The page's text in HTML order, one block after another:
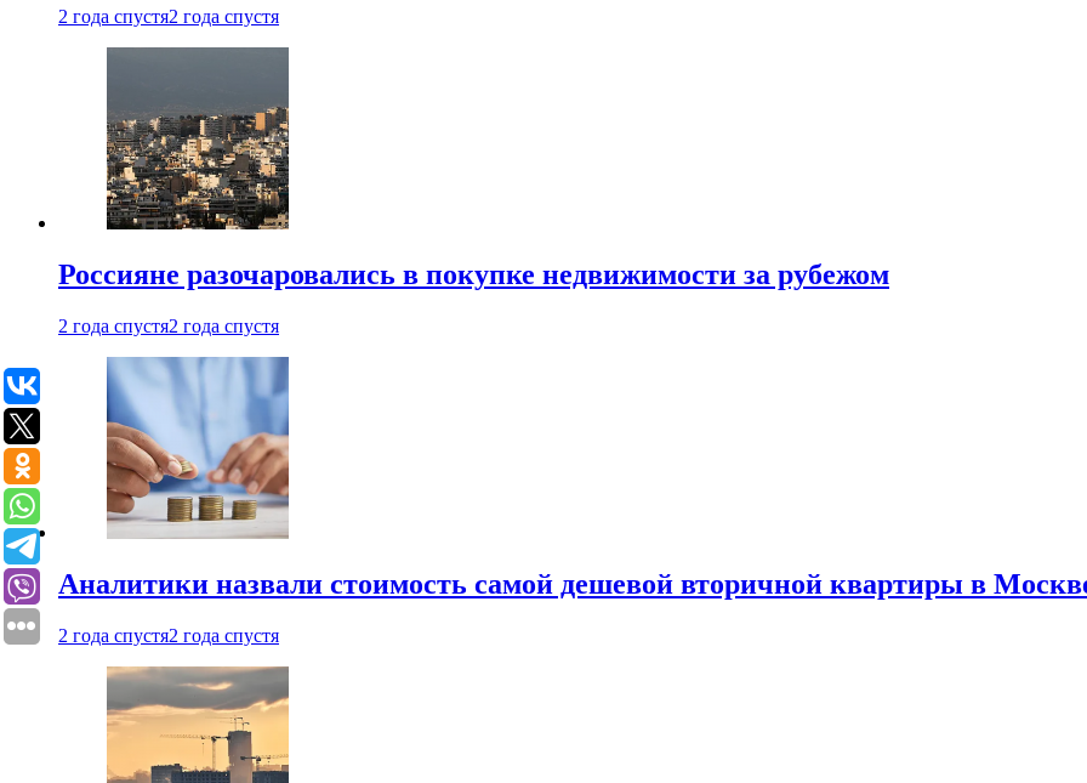
2 года спустя2 года спустя
Россияне разочаровались в покупке недвижимости за рубежом
2 года спустя2 года спустя
Аналитики назвали стоимость самой дешевой вторичной квартиры в
2 года спустя2 года спустя